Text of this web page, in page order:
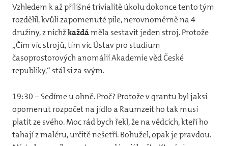
Vzhledem k až přílišné trivialitě úkolu dokonce tento tým
rozdělil, kvůli zapomenuté pile, nerovnoměrně na 4
družiny, z nichžkaždáměla sestavit jeden stroj. Protože
„Čím víc strojů, tím víc Ústav pro studium
časoprostorových anomálií Akademie věd České
republiky,“ stál si za svým.
19:30 – Sedíme u ohně. Proč? Protože v grantu byl jaksi
opomenut rozpočet na jídlo a Raumzeit ho tak musí
platit ze svého. Moc rád bych řekl, že na vědcích, kteří ho
tahají z maléru, určitě nešetří. Bohužel, opak je pravdou.